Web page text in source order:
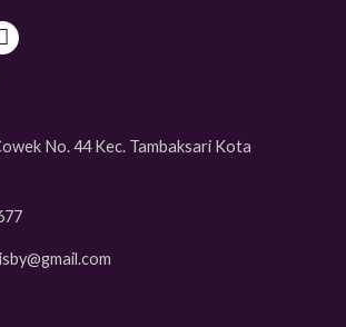
No. 44 Kec. Tambaksari Kota